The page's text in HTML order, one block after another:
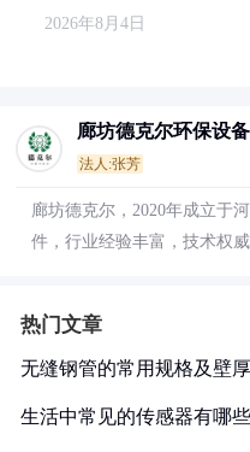
2026年8月4日
廊坊德克尔环保设
法人:张芳
廊坊德克尔，2020年成立于
件，行业经验丰富，技术权
热门文章
无缝钢管的常用规格及壁厚
生活中常见的传感器有哪